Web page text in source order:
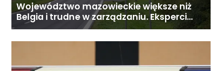
Województwo mazowieckie większe niż
Belgia i trudne w zarządzaniu. Eksperci
proponują podział centralnej Polski